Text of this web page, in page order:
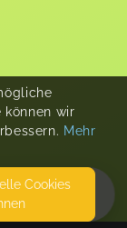
können wir
Mehr
Cookies